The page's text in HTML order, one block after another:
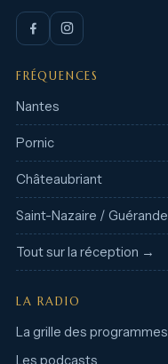
FRÉQUENCES
Nantes
Pornic
Châteaubriant
Saint-Nazaire / Guérande
Tout sur la réception →
LA RADIO
La grille des programmes
Les podcasts